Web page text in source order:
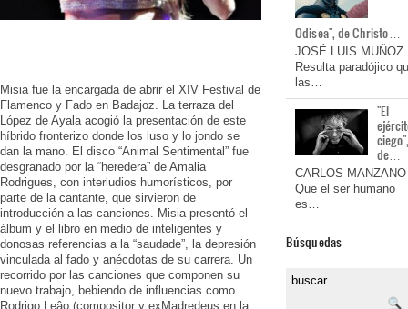
Misia fue la encargada de abrir el XIV Festival de
Flamenco y Fado en Badajoz. La terraza del
López de Ayala acogió la presentación de este
híbrido fronterizo donde los luso y lo jondo se
dan la mano. El disco “Animal Sentimental” fue
desgranado por la “heredera” de Amalia
Rodrigues, con interludios humorísticos, por
parte de la cantante, que sirvieron de
introducción a las canciones. Misia presentó el
álbum y el libro en medio de inteligentes y
donosas referencias a la “saudade”, la depresión
vinculada al fado y anécdotas de su carrera. Un
recorrido por las canciones que componen su
nuevo trabajo, bebiendo de influencias como
Rodrigo Leâo (compositor y exMadredeus en la
Odisea", de Christo…
JOSÉ LUIS MUÑOZ
Resulta paradójico
las…
"El
de…
CARLOS MANZANO
Que el ser humano
es…
Búsquedas